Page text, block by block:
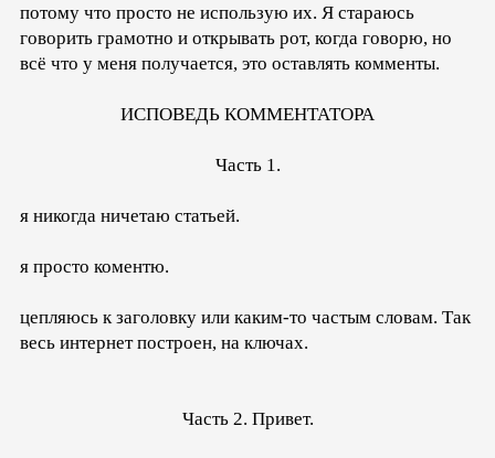
потому что просто не использую их. Я стараюсь
говорить грамотно и открывать рот, когда говорю, но
всё что у меня получается, это оставлять комменты.
ИСПОВЕДЬ КОММЕНТАТОРА
Часть 1.
я никогда ничетаю статьей.
я просто коментю.
цепляюсь к заголовку или каким-то частым словам. Так
весь интернет построен, на ключах.
Часть 2. Привет.